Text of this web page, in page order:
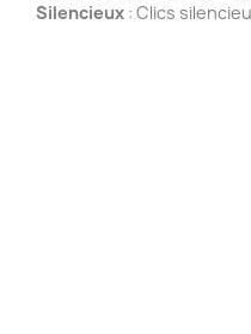
Silencieux : Clics